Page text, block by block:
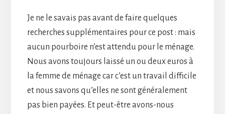
Je ne le savais pas avant de faire quelques
recherches supplémentaires pour ce post : mais
aucun pourboire n’est attendu pour le ménage.
Nous avons toujours laissé un ou deux euros à
la femme de ménage car c’est un travail difficile
et nous savons qu’elles ne sont généralement
pas bien payées. Et peut-être avons-nous